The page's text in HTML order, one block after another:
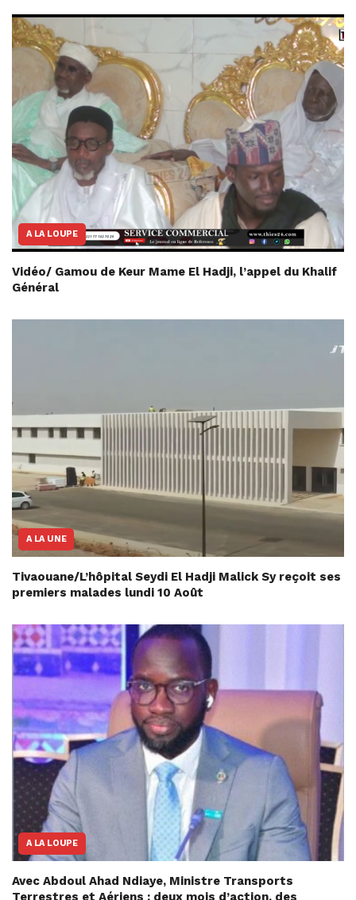
A LA LOUPE
Vidéo/ Gamou de Keur Mame El Hadji, l’appel du Khalif
Général
A LA UNE
Tivaouane/L’hôpital Seydi El Hadji Malick Sy reçoit ses
premiers malades lundi 10 Août
A LA LOUPE
Avec Abdoul Ahad Ndiaye, Ministre Transports